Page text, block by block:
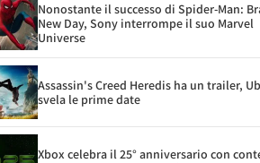
Nonostante il successo di Spider-Man:
New Day, Sony interrompe il suo Marvel
Universe
Assassin's Creed Heredis ha un trailer,
svela le prime date
Xbox celebra il 25° anniversario con